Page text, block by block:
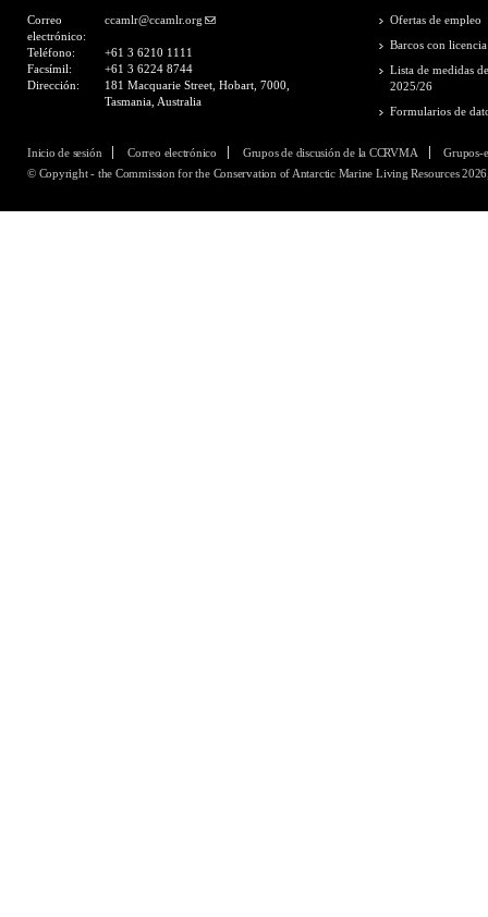
Correo
electrónico:
ccamlr@ccamlr.org
Teléfono:
+61 3 6210 1111
Facsímil:
+61 3 6224 8744
Dirección:
181 Macquarie Street, Hobart, 7000,
Tasmania, Australia
Ofertas de empleo
Barcos con
Lista de medidas
2025/26
Formularios de
Inicio de sesión Correo electrónico Grupos de discusión de la CCRVMA
Grupos-
© Copyright - the Commission for the Conservation of Antarctic Marine Living Resources